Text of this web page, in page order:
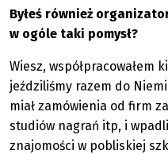
Byłeś również
w ogóle taki pomysł?
Wiesz, współpracowałem
jeździliśmy razem do
miał zamówienia od firm
studiów nagrań itp, i
znajomości w pobliskiej